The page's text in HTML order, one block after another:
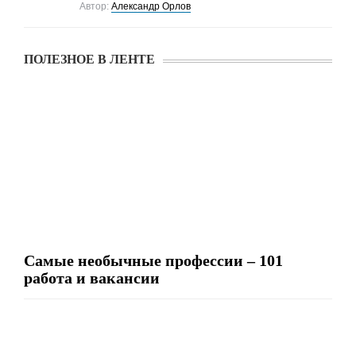
Автор:Александр Орлов
ПОЛЕЗНОЕ В ЛЕНТЕ
Самые необычные профессии – 101
работа и вакансии